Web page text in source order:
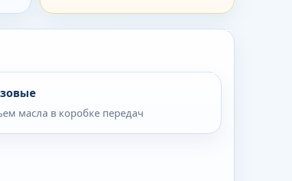
масла в коробке передач